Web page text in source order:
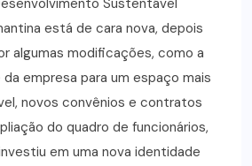
Sustentável
está de cara nova, depois
algumas modificações, como a
empresa para um espaço mais
novos convênios e contratos
do quadro de funcionários,
em uma nova identidade